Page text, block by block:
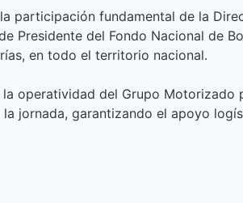
participación fundamental de la
Presidente del Fondo Nacional de
en todo el territorio nacional.
operatividad del Grupo Motorizado
jornada, garantizando el apoyo